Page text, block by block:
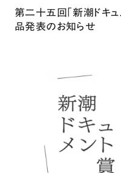
第二十五回「新潮ドキュ
品発表のお知らせ